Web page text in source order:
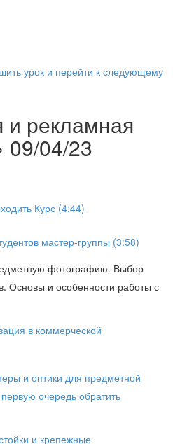
урок и перейти к следующему
рекламная
09/04/23
Курс (4:44)
мастер-группы (3:58)
фотографию. Выбор
Основы и особенности работы с
в коммерческой
и оптики для предметной
очередь обратить
и крепежные